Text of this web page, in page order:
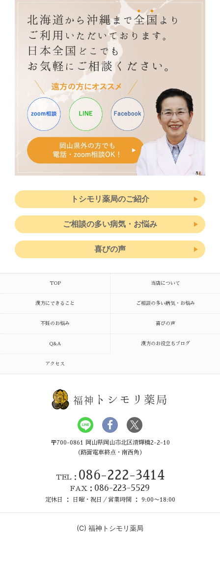
トシモリ薬局のご紹介
ご相談の多い病気・お悩み
喜びの声
TOP 当店について
漢方にできること ご相談の多い病気・お悩み
不妊のお悩み 喜びの声
Q&A 漢方のお役立ちブログ
アクセス
福神 トシモリ薬局
〒700-0861 岡山県岡山市北区清輝橋2-2-10
（路面電車終点・南西角）
TEL： 086-222-3414
FAX： 086-223-5529
定休日 ： 日曜・祝日／営業時間 ： 9:00〜18:00
(C) 福神トシモリ薬局